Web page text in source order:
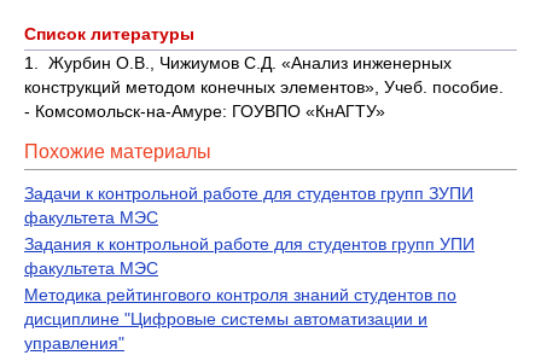
Список литературы
1. Журбин О.В., Чижиумов С.Д. «Анализ инженерных
конструкций методом конечных элементов», Учеб. пособие.
- Комсомольск-на-Амуре: ГОУВПО «КнАГТУ»
Похожие материалы
Задачи к контрольной работе для студентов групп ЗУПИ
факультета МЭС
Задания к контрольной работе для студентов групп УПИ
факультета МЭС
Методика рейтингового контроля знаний студентов по
дисциплине "Цифровые системы автоматизации и
управления"